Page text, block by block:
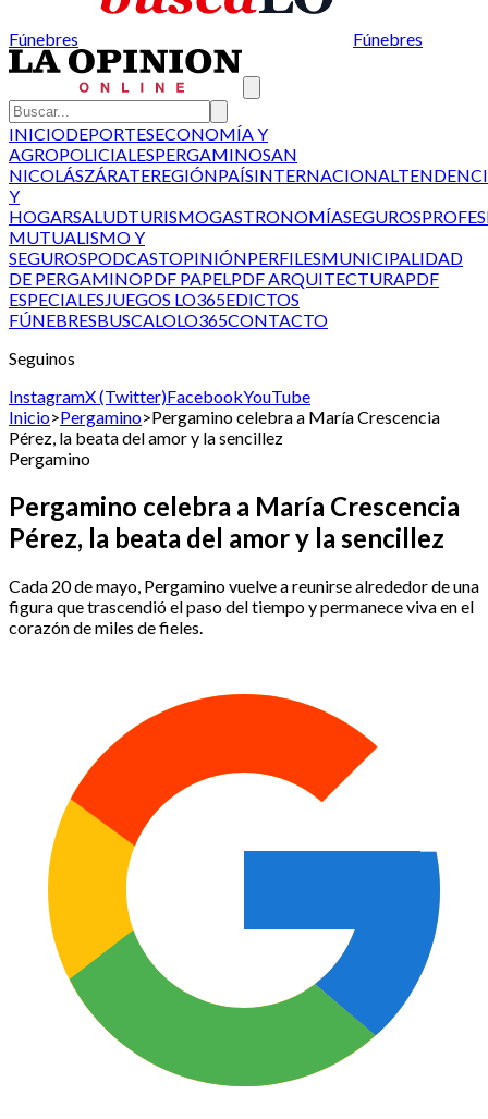
Fúnebres Fúnebres
INICIODEPORTESECONOMÍA Y
AGROPOLICIALESPERGAMINOSAN
NICOLÁSZÁRATEREGIÓNPAÍSINTERNACIONAL
Y
HOGARSALUDTURISMOGASTRONOMÍASEGUROS
MUTUALISMO Y
SEGUROSPODCASTOPINIÓNPERFILESMUNICIPALIDAD
DE PERGAMINOPDF PAPELPDF ARQUITECTURAPDF
ESPECIALESJUEGOS LO365EDICTOS
FÚNEBRESBUSCALOLO365CONTACTO
Seguinos
InstagramX (Twitter)FacebookYouTube
Inicio>Pergamino>Pergamino celebra a María Crescencia
Pérez, la beata del amor y la sencillez
Pergamino
Pergamino celebra a María Crescencia
Pérez, la beata del amor y la sencillez
Cada 20 de mayo, Pergamino vuelve a reunirse alrededor de una
figura que trascendió el paso del tiempo y permanece viva en el
corazón de miles de fieles.